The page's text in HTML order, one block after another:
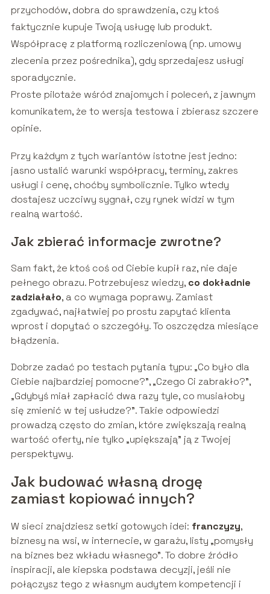
przychodów, dobra do sprawdzenia, czy ktoś
faktycznie kupuje Twoją usługę lub produkt.
Współpracę z platformą rozliczeniową (np. umowy
zlecenia przez pośrednika), gdy sprzedajesz usługi
sporadycznie.
Proste pilotaże wśród znajomych i poleceń, z jawnym
komunikatem, że to wersja testowa i zbierasz szczere
opinie.
Przy każdym z tych wariantów istotne jest jedno:
jasno ustalić warunki współpracy, terminy, zakres
usługi i cenę, choćby symbolicznie. Tylko wtedy
dostajesz uczciwy sygnał, czy rynek widzi w tym
realną wartość.
Jak zbierać informacje zwrotne?
Sam fakt, że ktoś coś od Ciebie kupił raz, nie daje
pełnego obrazu. Potrzebujesz wiedzy, co dokładnie
zadziałało, a co wymaga poprawy. Zamiast
zgadywać, najłatwiej po prostu zapytać klienta
wprost i dopytać o szczegóły. To oszczędza miesiące
błądzenia.
Dobrze zadać po testach pytania typu: „Co było dla
Ciebie najbardziej pomocne?”, „Czego Ci zabrakło?”,
„Gdybyś miał zapłacić dwa razy tyle, co musiałoby
się zmienić w tej usłudze?”. Takie odpowiedzi
prowadzą często do zmian, które zwiększają realną
wartość oferty, nie tylko „upiększają” ją z Twojej
perspektywy.
Jak budować własną drogę
zamiast kopiować innych?
W sieci znajdziesz setki gotowych idei: franczyzy,
biznesy na wsi, w internecie, w garażu, listy „pomysły
na biznes bez wkładu własnego”. To dobre źródło
inspiracji, ale kiepska podstawa decyzji, jeśli nie
połączysz tego z własnym audytem kompetencji i